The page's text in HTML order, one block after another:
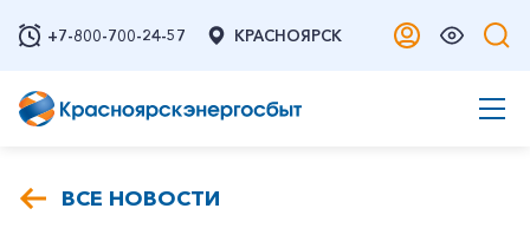
+7-800-700-24-57 КРАСНОЯРСК
ВСЕ НОВОСТИ